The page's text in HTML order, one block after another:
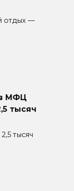
отдых —
в МФЦ
тысяч
тысяч